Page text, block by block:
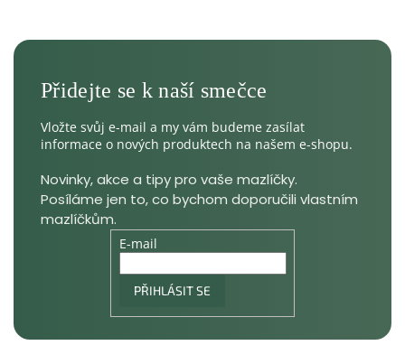
Vložte svůj e-mail a my vám budeme zasílat
informace o nových produktech na našem e-shopu.
E-mail
PŘIHLÁSIT SE